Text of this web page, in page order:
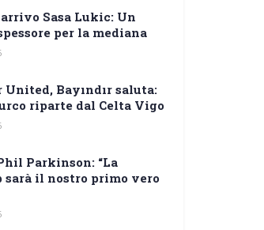
Sasa Lukic: Un
per la mediana
Bayındır saluta:
riparte dal Celta Vigo
Parkinson: “La
sarà il nostro primo vero